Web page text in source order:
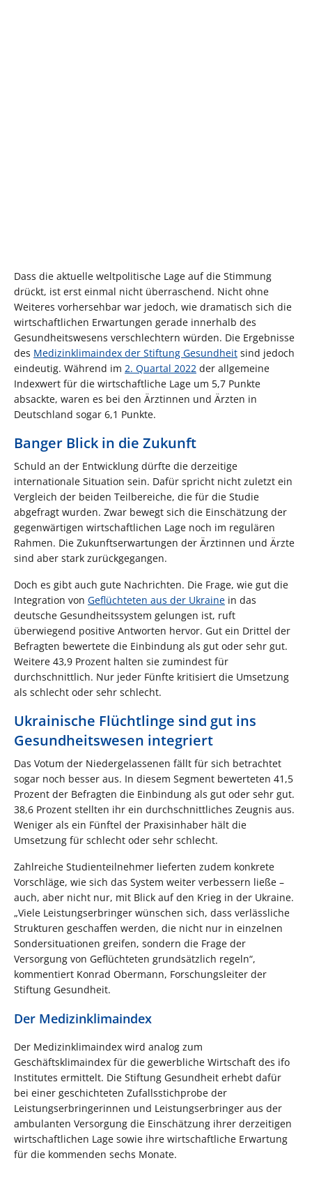
Dass die aktuelle weltpolitische Lage auf die Stimmung
drückt, ist erst einmal nicht überraschend. Nicht ohne
Weiteres vorhersehbar war jedoch, wie dramatisch sich die
wirtschaftlichen Erwartungen gerade innerhalb des
Gesundheitswesens verschlechtern würden. Die Ergebnisse
des Medizinklimaindex der Stiftung Gesundheit sind jedoch
eindeutig. Während im 2. Quartal 2022 der allgemeine
Indexwert für die wirtschaftliche Lage um 5,7 Punkte
absackte, waren es bei den Ärztinnen und Ärzten in
Deutschland sogar 6,1 Punkte.
Banger Blick in die Zukunft
Schuld an der Entwicklung dürfte die derzeitige
internationale Situation sein. Dafür spricht nicht zuletzt ein
Vergleich der beiden Teilbereiche, die für die Studie
abgefragt wurden. Zwar bewegt sich die Einschätzung der
gegenwärtigen wirtschaftlichen Lage noch im regulären
Rahmen. Die Zukunftserwartungen der Ärztinnen und Ärzte
sind aber stark zurückgegangen.
Doch es gibt auch gute Nachrichten. Die Frage, wie gut die
Integration von Geflüchteten aus der Ukraine in das
deutsche Gesundheitssystem gelungen ist, ruft
überwiegend positive Antworten hervor. Gut ein Drittel der
Befragten bewertete die Einbindung als gut oder sehr gut.
Weitere 43,9 Prozent halten sie zumindest für
durchschnittlich. Nur jeder Fünfte kritisiert die Umsetzung
als schlecht oder sehr schlecht.
Ukrainische Flüchtlinge sind gut ins
Gesundheitswesen integriert
Das Votum der Niedergelassenen fällt für sich betrachtet
sogar noch besser aus. In diesem Segment bewerteten 41,5
Prozent der Befragten die Einbindung als gut oder sehr gut.
38,6 Prozent stellten ihr ein durchschnittliches Zeugnis aus.
Weniger als ein Fünftel der Praxisinhaber hält die
Umsetzung für schlecht oder sehr schlecht.
Zahlreiche Studienteilnehmer lieferten zudem konkrete
Vorschläge, wie sich das System weiter verbessern ließe –
auch, aber nicht nur, mit Blick auf den Krieg in der Ukraine.
„Viele Leistungserbringer wünschen sich, dass verlässliche
Strukturen geschaffen werden, die nicht nur in einzelnen
Sondersituationen greifen, sondern die Frage der
Versorgung von Geflüchteten grundsätzlich regeln“,
kommentiert Konrad Obermann, Forschungsleiter der
Stiftung Gesundheit.
Der Medizinklimaindex
Der Medizinklimaindex wird analog zum
Geschäftsklimaindex für die gewerbliche Wirtschaft des ifo
Institutes ermittelt. Die Stiftung Gesundheit erhebt dafür
bei einer geschichteten Zufallsstichprobe der
Leistungserbringerinnen und Leistungserbringer aus der
ambulanten Versorgung die Einschätzung ihrer derzeitigen
wirtschaftlichen Lage sowie ihre wirtschaftliche Erwartung
für die kommenden sechs Monate.